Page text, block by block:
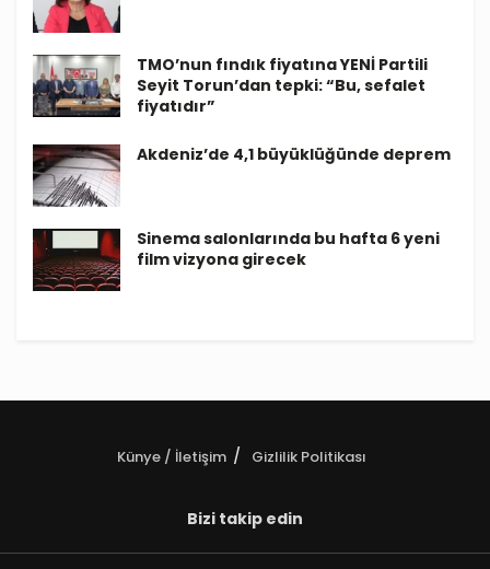
TMO’nun fındık fiyatına YENİ Partili
Seyit Torun’dan tepki: “Bu, sefalet
fiyatıdır”
Akdeniz’de 4,1 büyüklüğünde deprem
Sinema salonlarında bu hafta 6 yeni
film vizyona girecek
Künye / İletişim Gizlilik Politikası
Bizi takip edin